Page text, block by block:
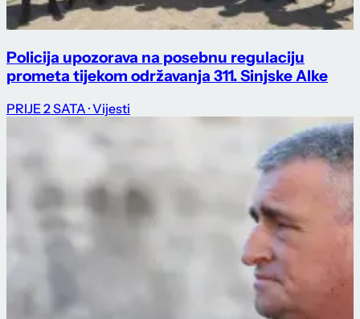
Policija upozorava na posebnu regulaciju
prometa tijekom održavanja 311. Sinjske Alke
PRIJE 2 SATA · Vijesti